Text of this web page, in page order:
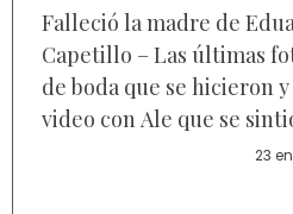
Falleció la madre de
Capetillo – Las últimas
de boda que se hicieron
video con Ale que se
23